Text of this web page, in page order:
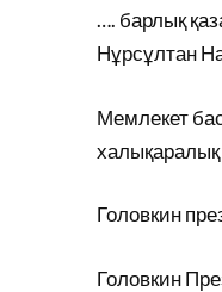
…. барлық
Нұрсұлтан
Мемлекет
халықаралық
Головкин
Головкин